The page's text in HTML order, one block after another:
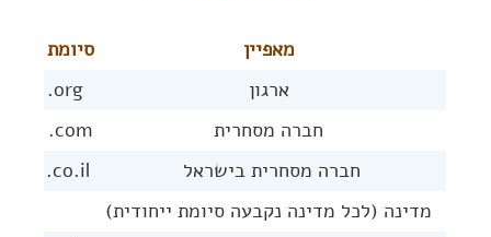
מאפיין
סיומת
ארגון
org.
חברה מסחרית
com.
חברה מסחרית בישראל
מדינה (לכל מדינה נקבעה סיומת ייחודית)